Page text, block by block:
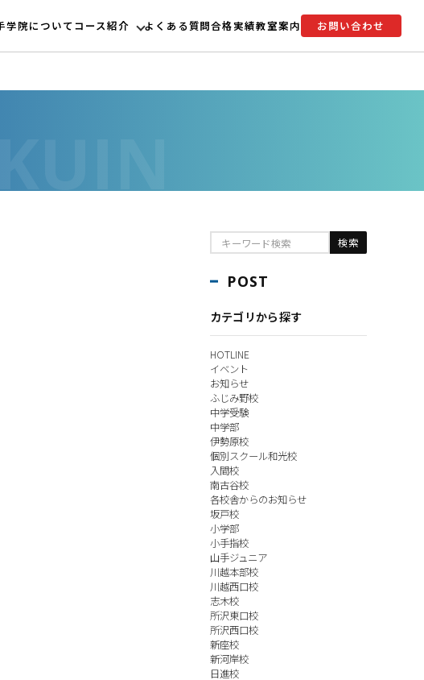
学院についてコース紹介 よくある質問合格実績教室案内 お問い合わせ
POST
カテゴリから探す
HOTLINE
イベント
お知らせ
ふじみ野校
中学受験
中学部
伊勢原校
個別スクール和光校
入間校
南古谷校
各校舎からのお知らせ
坂戸校
小学部
小手指校
山手ジュニア
川越本部校
川越西口校
志木校
所沢東口校
所沢西口校
新座校
新河岸校
日進校